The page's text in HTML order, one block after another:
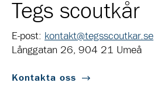
Tegs scoutkår
E-post: kontakt@tegsscoutkar.se
Långgatan 26, 904 21 Umeå
Kontakta oss